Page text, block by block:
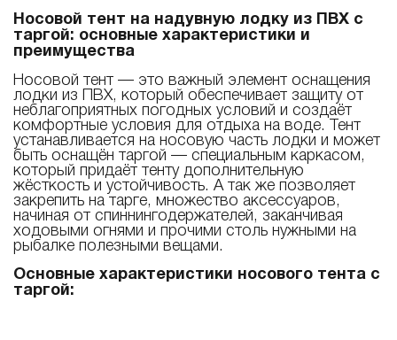
Носовой тент на надувную лодку из ПВХ с
таргой: основные характеристики и
преимущества
Носовой тент — это важный элемент оснащения
лодки из ПВХ, который обеспечивает защиту от
неблагоприятных погодных условий и создаёт
комфортные условия для отдыха на воде. Тент
устанавливается на носовую часть лодки и может
быть оснащён таргой — специальным каркасом,
который придаёт тенту дополнительную
жёсткость и устойчивость. А так же позволяет
закрепить на тарге, множество аксессуаров,
начиная от спиннингодержателей, заканчивая
ходовыми огнями и прочими столь нужными на
рыбалке полезными вещами.
Основные характеристики носового тента с
таргой: